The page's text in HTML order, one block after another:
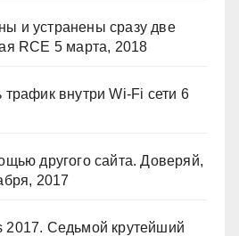
и устранены сразу две
RCE 5 марта, 2018
трафик внутри Wi-Fi сети 6
другого сайта. Доверяй,
2017
2017. Седьмой крутейший